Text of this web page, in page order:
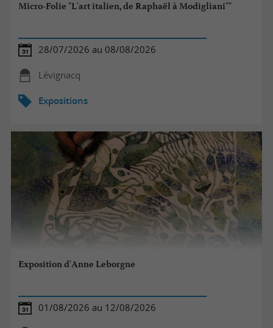
Micro-Folie "L'art italien, de Raphaël à Modigliani""
28/07/2026 au 08/08/2026
Lévignacq
Expositions
Exposition d'Anne Leborgne
01/08/2026 au 12/08/2026